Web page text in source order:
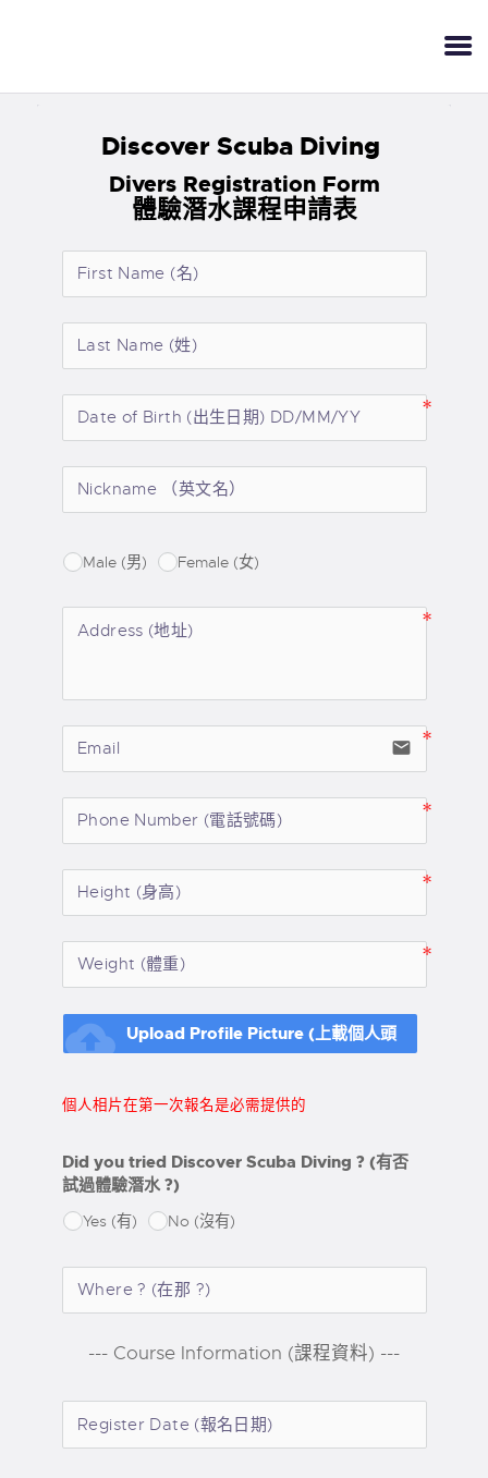
Discover Scuba Diving
Divers Registration Form
體驗潛水課程申請表
Male (男) Female (女)
email
cloud_upload Upload Profile Picture (上載個人頭
個人相片在第一次報名是必需提供的
Did you tried Discover Scuba Diving ? (有否
試過體驗潛水 ?)
Yes (有) No (沒有)
--- Course Information (課程資料) ---